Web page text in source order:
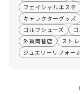
フェイシャルエステ
キャラクターグッズ
ゴルフシューズ
外貨両替店
スト
ジュエリーリフォー